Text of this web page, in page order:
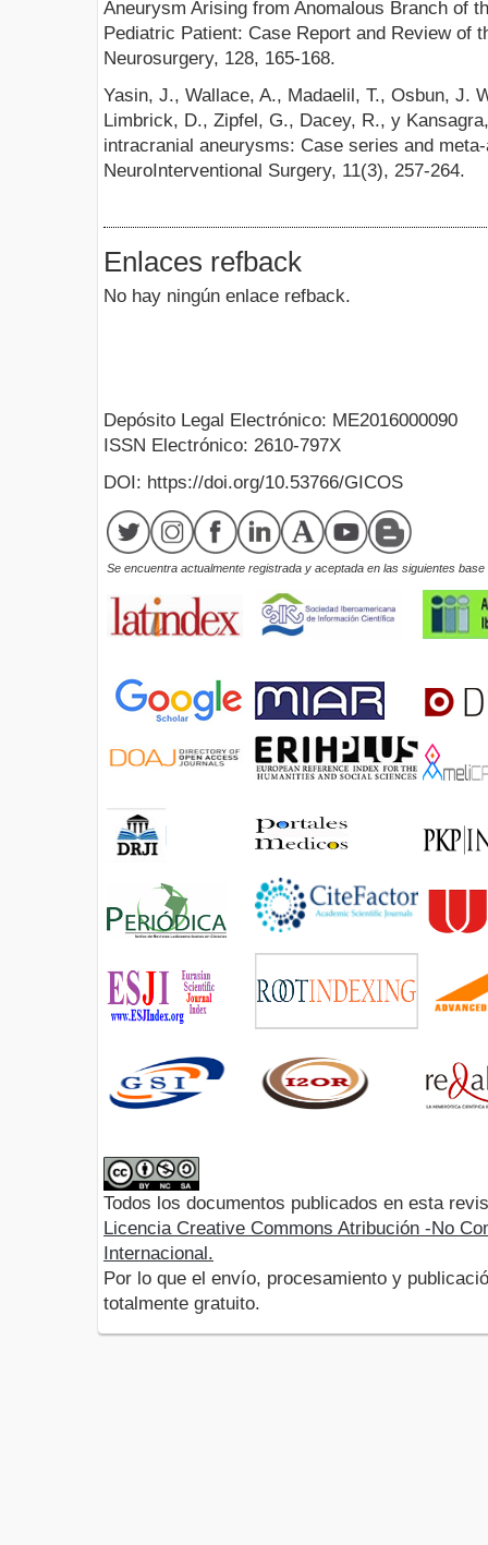
Aneurysm Arising from Anomalous Branch of
Pediatric Patient: Case Report and Review of
Neurosurgery, 128, 165-168.
Yasin, J., Wallace, A., Madaelil, T., Osbun, J.
Limbrick, D., Zipfel, G., Dacey, R., y
intracranial aneurysms: Case series and
NeuroInterventional Surgery, 11(3), 257-264.
Enlaces refback
No hay ningún enlace refback.
Depósito Legal Electrónico: ME2016000090
ISSN Electrónico: 2610-797X
DOI: https://doi.org/10.53766/GICOS
Se encuentra actualmente registrada y aceptada en las siguientes
Todos los documentos publicados en esta
Licencia Creative Commons Atribución -No
Internacional.
Por lo que el envío, procesamiento y
totalmente gratuito.